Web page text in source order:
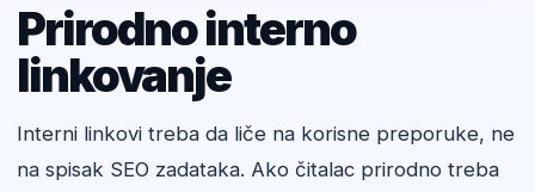
Prirodno interno
linkovanje
Interni linkovi treba da liče na korisne preporuke, ne
na spisak SEO zadataka. Ako čitalac prirodno treba